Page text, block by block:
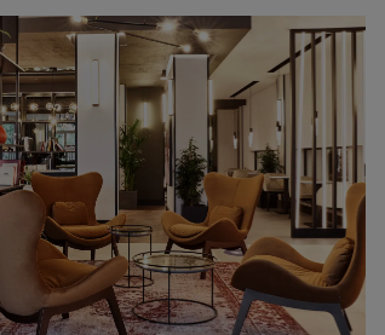
Destinos
Resorts
Apartahoteles
Hoteles en el aeropuerto
Hoteles nuevos y de próxima
apertura
Reuniones y eventos
Descubre Radisson Meetings